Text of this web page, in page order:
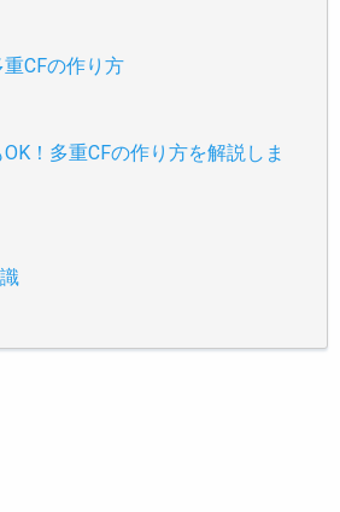
重CFの作り方
！多重CFの作り方を解説しま